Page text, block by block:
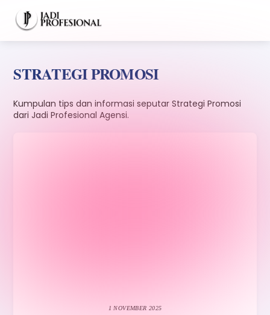
content
STRATEGI PROMOSI
Kumpulan tips dan informasi seputar Strategi Promosi
dari Jadi Profesional Agensi.
1 NOVEMBER 2025